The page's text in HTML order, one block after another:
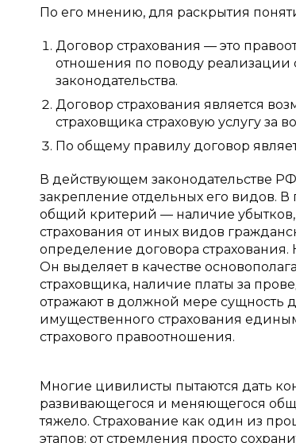
По его мнению, для раскрытия
Договор страхования — это
отношения по поводу реализации
законодательства.
Договор страхования является
страховщика страховую услугу за
По общему правилу договор
В действующем законодательстве
закрепление отдельных его видов. В
общий критерий — наличие убытков,
страхования от иных видов
определение договора страхования.
Он выделяет в качестве
страховщика, наличие платы за
отражают в должной мере сущность
имущественного страхования
страхового правоотношения.
Многие цивилисты пытаются дать
развивающегося и меняющегося
тяжело. Страхование как один из
этапов: от стремления просто